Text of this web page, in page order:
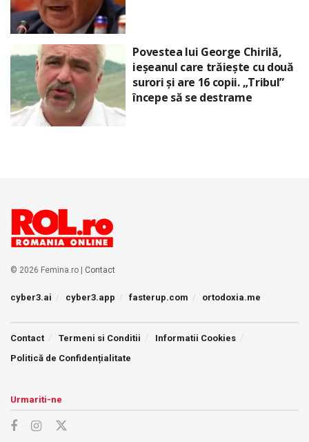
Povestea lui George Chirilă,
ieșeanul care trăiește cu două
surori și are 16 copii. „Tribul”
începe să se destrame
© 2026 Femina.ro | Contact
cyber3.ai cyber3.app fasterup.com ortodoxia.me
Contact Termeni si Conditii
Informatii Cookies
Politică de Confidențialitate
Urmariti-ne